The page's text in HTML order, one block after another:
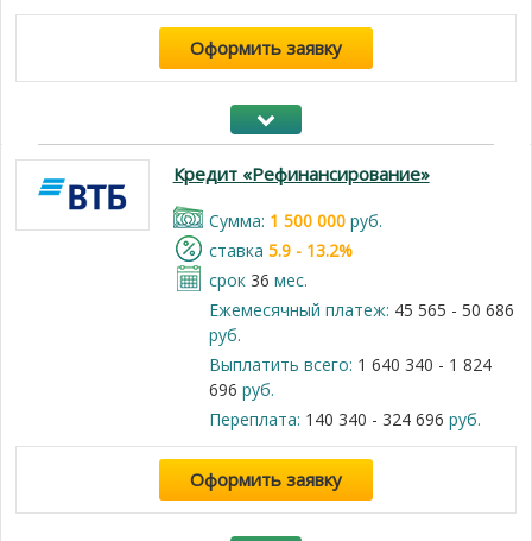
Оформить заявку
Кредит «Рефинансирование»
Cумма: 1 500 000руб.
cтавка 5.9 - 13.2%
срок 36 мес.
Ежемесячный платеж: 45 565 - 50 686
руб.
Выплатить всего: 1 640 340 - 1 824
696 руб.
Переплата: 140 340 - 324 696 руб.
Оформить заявку